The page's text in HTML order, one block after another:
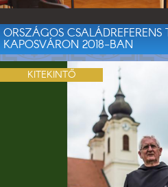
ORSZÁGOS
KAPOSVÁRON 2018-BAN
KITEKINTŐ